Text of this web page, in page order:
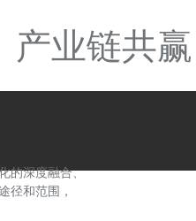
业链共赢
的深度融合、
径和范围，